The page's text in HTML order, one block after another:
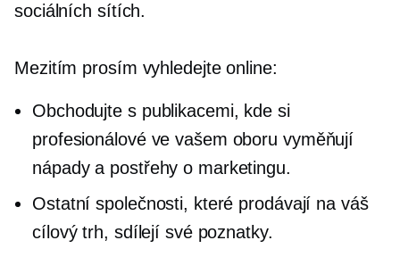
sociálních sítích.
Mezitím prosím vyhledejte online:
Obchodujte s publikacemi, kde si
profesionálové ve vašem oboru vyměňují
nápady a postřehy o marketingu.
Ostatní společnosti, které prodávají na váš
cílový trh, sdílejí své poznatky.